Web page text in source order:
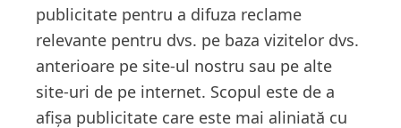
publicitate pentru a difuza reclame
relevante pentru dvs. pe baza vizitelor dvs.
anterioare pe site-ul nostru sau pe alte
site-uri de pe internet. Scopul este de a
afișa publicitate care este mai aliniată cu